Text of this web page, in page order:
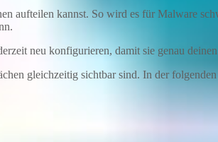
aufteilen kannst. So wird es für Malware
neu konfigurieren, damit sie genau
gleichzeitig sichtbar sind. In der